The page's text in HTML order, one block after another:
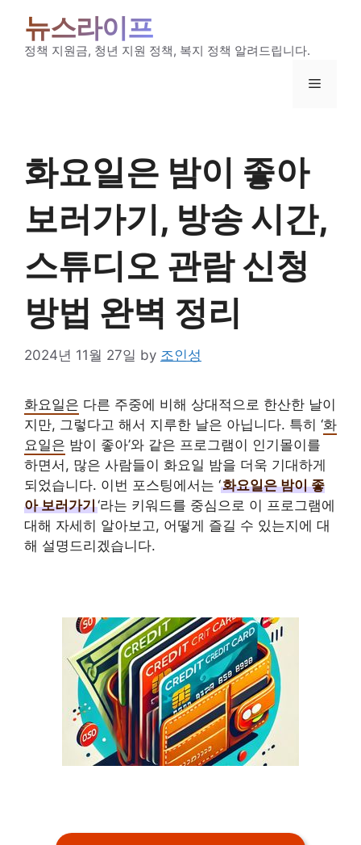
content
뉴스라이프
정책 지원금, 청년 지원 정책, 복지 정책 알려드립니다.
Menu
화요일은 밤이 좋아
보러가기, 방송 시간,
스튜디오 관람 신청
방법 완벽 정리
2024년 11월 27일 by 조인성
화요일은 다른 주중에 비해 상대적으로 한산한 날이
지만, 그렇다고 해서 지루한 날은 아닙니다. 특히 ‘화
요일은 밤이 좋아’와 같은 프로그램이 인기몰이를
하면서, 많은 사람들이 화요일 밤을 더욱 기대하게
되었습니다. 이번 포스팅에서는 ‘화요일은 밤이 좋
아 보러가기‘라는 키워드를 중심으로 이 프로그램에
대해 자세히 알아보고, 어떻게 즐길 수 있는지에 대
해 설명드리겠습니다.